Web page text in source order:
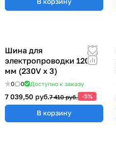
Шина для
электропроводки 1200
мм (230V x 3)
0 0 Доступно к заказу
7 039,50 руб.7 410 руб. -5%
В корзину